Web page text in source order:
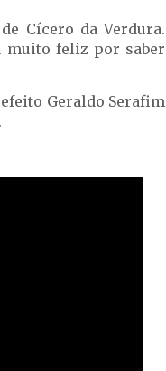
Cícero da Verdura.
muito feliz por saber
Geraldo Serafim